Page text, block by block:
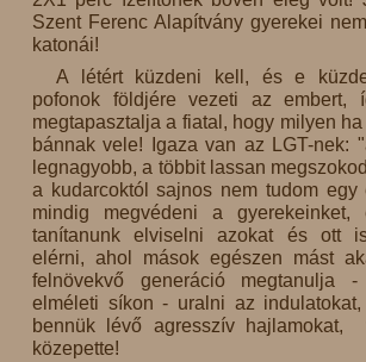
Szent Ferenc Alapítvány gyerekei
katonái!
A létért küzdeni kell, és e
pofonok földjére vezeti az embert,
megtapasztalja a fiatal, hogy milyen ha
bánnak vele! Igaza van az LGT-nek:
legnagyobb, a többit lassan
a kudarcoktól sajnos nem tudom egy
mindig megvédeni a gyerekeinket,
tanítanunk elviselni azokat és ott
elérni, ahol mások egészen mást
felnövekvő generáció megtanulja
elméleti síkon - uralni az
bennük lévő agresszív hajlamokat,
közepette!